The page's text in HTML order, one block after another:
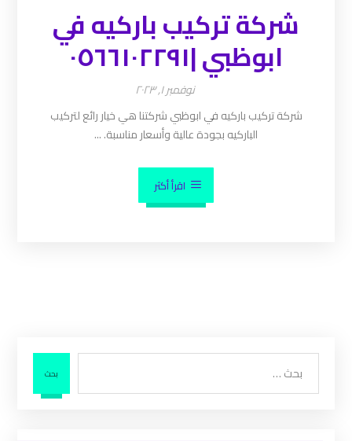
شركة تركيب باركيه في
ابوظبي |٠٥٦٦١٠٢٢٩١
نوفمبر ١, ٢٠٢٣
شركة تركيب باركيه في ابوظبي شركتنا هي خيار رائع لتركيب
الباركيه بجودة عالية وأسعار مناسبة. ...
اقرأ أكثر
بحث